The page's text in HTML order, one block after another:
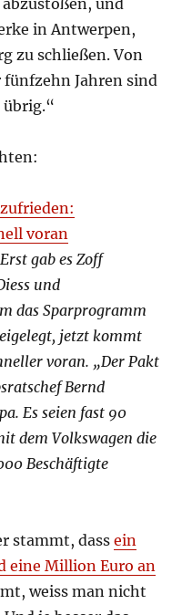
und
in Antwerpen,
zu schließen. Von
Jahren sind
voran
gab es Zoff
und
das Sparprogramm
jetzt kommt
voran. „Der Pakt
Bernd
Es seien fast 90
dem Volkswagen die
Beschäftigte
stammt, dassein
eine Million Euro an
weiss man nicht